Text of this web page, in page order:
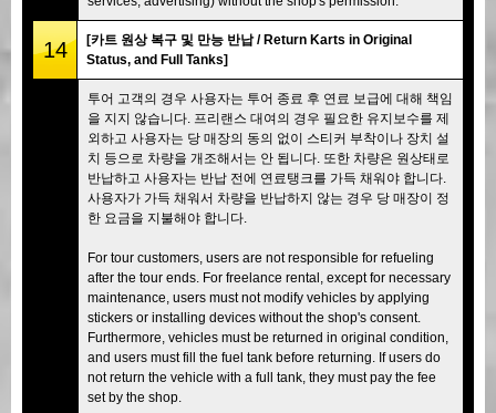
14
[카트 원상 복구 및 만능 반납 / Return Karts in Original
Status, and Full Tanks]
투어 고객의 경우 사용자는 투어 종료 후 연료 보급에 대해 책임
을 지지 않습니다. 프리랜스 대여의 경우 필요한 유지보수를 제
외하고 사용자는 당 매장의 동의 없이 스티커 부착이나 장치 설
치 등으로 차량을 개조해서는 안 됩니다. 또한 차량은 원상태로
반납하고 사용자는 반납 전에 연료탱크를 가득 채워야 합니다.
사용자가 가득 채워서 차량을 반납하지 않는 경우 당 매장이 정
한 요금을 지불해야 합니다.
For tour customers, users are not responsible for refueling
after the tour ends. For freelance rental, except for necessary
maintenance, users must not modify vehicles by applying
stickers or installing devices without the shop's consent.
Furthermore, vehicles must be returned in original condition,
and users must fill the fuel tank before returning. If users do
not return the vehicle with a full tank, they must pay the fee
set by the shop.